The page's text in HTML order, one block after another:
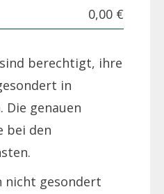
0,00 €
berechtigt, ihre
in
Die genauen
bei den
nicht gesondert